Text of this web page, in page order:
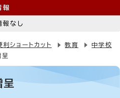
報
報なし
利ショートカット 教育
中学校
呈
呈